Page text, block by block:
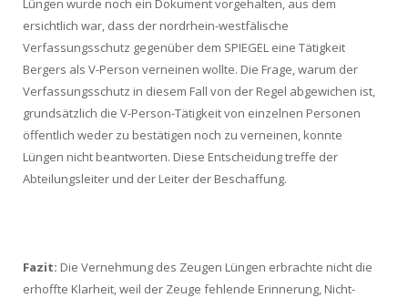
Lüngen wurde noch ein Dokument vorgehalten, aus dem
ersichtlich war, dass der nordrhein-westfälische
Verfassungsschutz gegenüber dem SPIEGEL eine Tätigkeit
Bergers als V-Person verneinen wollte. Die Frage, warum der
Verfassungsschutz in diesem Fall von der Regel abgewichen ist,
grundsätzlich die V-Person-Tätigkeit von einzelnen Personen
öffentlich weder zu bestätigen noch zu verneinen, konnte
Lüngen nicht beantworten. Diese Entscheidung treffe der
Abteilungsleiter und der Leiter der Beschaffung.
Fazit: Die Vernehmung des Zeugen Lüngen erbrachte nicht die
erhoffte Klarheit, weil der Zeuge fehlende Erinnerung, Nicht-